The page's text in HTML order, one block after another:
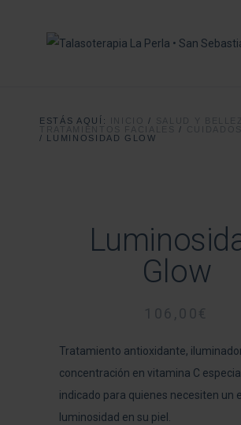
ESTÁS AQUÍ: INICIO / SALUD Y
TRATAMIENTOS FACIALES
/
/
LUMINOSIDAD GLOW
Glow
106,00€
Tratamiento antioxidante,
concentración en vitamina C
indicado para quienes necesiten un
luminosidad en su piel.